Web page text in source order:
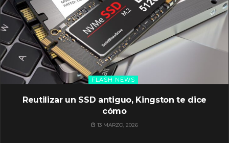
FLASH NEWS
Reutilizar un SSD antiguo, Kingston te dice
cómo
13 MARZO, 2026